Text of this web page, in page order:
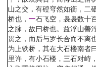
山之交，有磴穹然如衡，二
桥也， 一石飞空，袅袅数十
之脉，故曰桥也。益浮山善
贯之，而后与罗长合而不离
为上铁桥，其在大石楼南者
里许，有小石楼，三石对峙